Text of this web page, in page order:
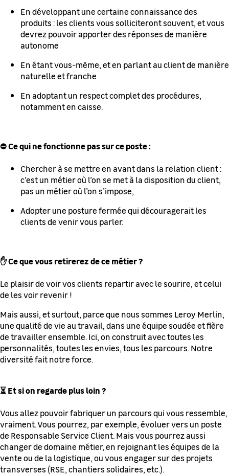
En développant une certaine connaissance des
produits : les clients vous solliciteront souvent, et vous
devrez pouvoir apporter des réponses de manière
autonome
En étant vous-même, et en parlant au client de manière
naturelle et franche
En adoptant un respect complet des procédures,
notamment en caisse.
⛔ Ce qui ne fonctionne pas sur ce poste :
Chercher à se mettre en avant dans la relation client :
c’est un métier où l’on se met à la disposition du client,
pas un métier où l’on s’impose,
Adopter une posture fermée qui découragerait les
clients de venir vous parler.
✋ Ce que vous retirerez de ce métier ?
Le plaisir de voir vos clients repartir avec le sourire, et celui
de les voir revenir !
Mais aussi, et surtout, parce que nous sommes Leroy Merlin,
une qualité de vie au travail, dans une équipe soudée et fière
de travailler ensemble. Ici, on construit avec toutes les
personnalités, toutes les envies, tous les parcours. Notre
diversité fait notre force.
⏳ Et si on regarde plus loin ?
Vous allez pouvoir fabriquer un parcours qui vous ressemble,
vraiment. Vous pourrez, par exemple, évoluer vers un poste
de Responsable Service Client. Mais vous pourrez aussi
changer de domaine métier, en rejoignant les équipes de la
vente ou de la logistique, ou vous engager sur des projets
transverses (RSE, chantiers solidaires, etc.).